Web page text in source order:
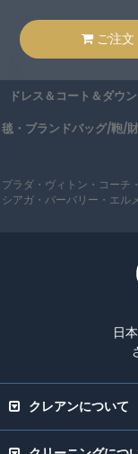
ご注文
ドレス＆コート＆ダウ
毯・ブランドバッグ/鞄/
プラダ・ヴィトン・コーチ
シアガ・バーバリー・エル
日
クレアンについて